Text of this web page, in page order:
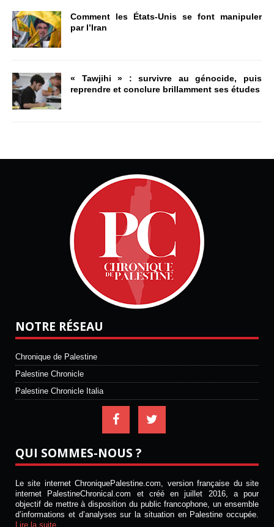
Comment les États-Unis se font manipuler
par l’Iran
« Tawjihi » : survivre au génocide, puis
reprendre et conclure brillamment ses études
NOTRE RÉSEAU
Chronique de Palestine
Palestine Chronicle
Palestine Chronicle Italia
QUI SOMMES-NOUS ?
Le site internet ChroniquePalestine.com, version française du site
internet PalestineChronical.com et créé en juillet 2016, a pour
objectif de mettre à disposition du public francophone, un ensemble
d’informations et d’analyses sur la situation en Palestine occupée.
Lire la suite